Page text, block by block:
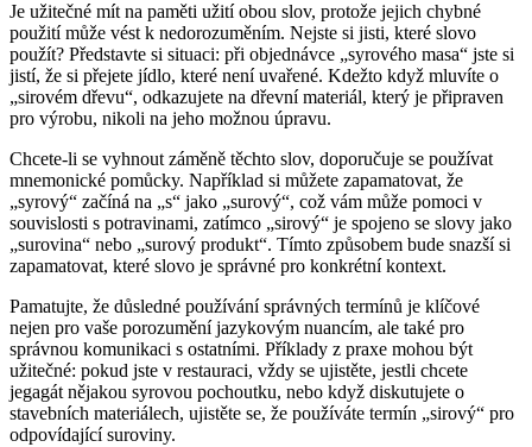
Je užitečné mít na paměti užití obou slov, protože jejich chybné
použití může vést k nedorozuměním. Nejste si jisti, které slovo
použít? Představte si situaci: při objednávce „syrového masa“ jste si
jistí, že si přejete jídlo, které není uvařené. Kdežto když mluvíte o
„sirovém dřevu“, odkazujete na dřevní materiál, který je připraven
pro výrobu, nikoli na jeho možnou úpravu.
Chcete-li se vyhnout záměně těchto slov, doporučuje se používat
mnemonické pomůcky. Například si můžete zapamatovat, že
„syrový“ začíná na „s“ jako „surový“, což vám může pomoci v
souvislosti s potravinami, zatímco „sirový“ je spojeno se slovy jako
„surovina“ nebo „surový produkt“. Tímto způsobem bude snazší si
zapamatovat, které slovo je správné pro konkrétní kontext.
Pamatujte, že důsledné používání správných termínů je klíčové
nejen pro vaše porozumění jazykovým nuancím, ale také pro
správnou komunikaci s ostatními. Příklady z praxe mohou být
užitečné: pokud jste v restauraci, vždy se ujistěte, jestli chcete
jegagát nějakou syrovou pochoutku, nebo když diskutujete o
stavebních materiálech, ujistěte se, že používáte termín „sirový“ pro
odpovídající suroviny.